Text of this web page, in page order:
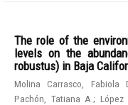
The role of the
levels on the
robustus) in Baja
Molina Carrasco, Fabiola
Pachón, Tatiana A. ; López